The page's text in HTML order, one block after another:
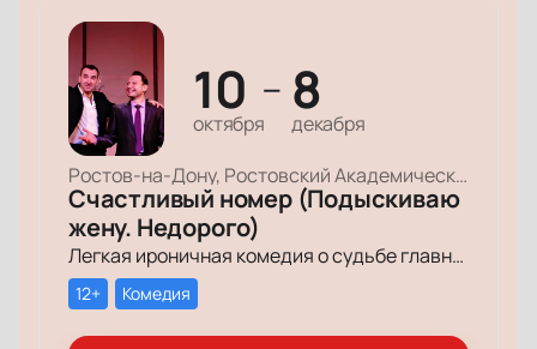
10
октября
— 8
декабря
Ростов-на-Дону, Ростовский Академический Театр Драмы, Малая сцена
Счастливый номер (Подыскиваю
жену. Недорого)
Легкая ироничная комедия о судьбе главного героя-миллионера, который мечтает обрести успех и в личной жизни.
12+ Комедия